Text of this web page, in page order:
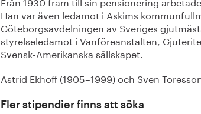
Han var även ledamot i Askims
Göteborgsavdelningen av Sveriges
styrelseledamot i Vanföreanstalten,
Svensk-Amerikanska sällskapet.
Astrid Ekhoff (1905–1999) och Sven
Fler stipendier finns att söka